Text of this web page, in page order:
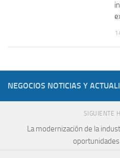
NEGOCIOS NOTICIAS Y
SIGUIENTE
La modernización de la